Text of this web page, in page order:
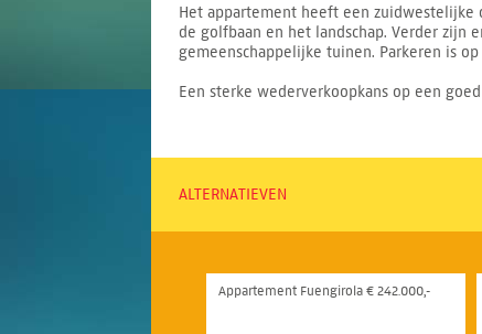
Het appartement heeft een
de golfbaan en het landschap. Verder
gemeenschappelijke tuinen. Parkeren is op
Een sterke wederverkoopkans op een
ALTERNATIEVEN
Appartement Fuengirola € 242.000,-